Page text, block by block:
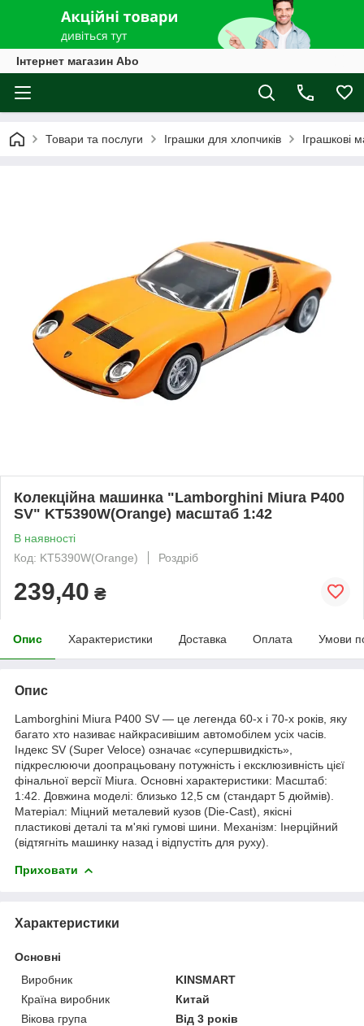
Інтернет магазин Abo
Товари та послуги Іграшки для хлопчиків Іграшкові
Колекційна машинка "Lamborghini Miura P400
SV" KT5390W(Orange) масштаб 1:42
В наявності
Код: KT5390W(Orange)
Роздріб
239,40 ₴
Опис Характеристики Доставка Оплата Умови
Опис
Lamborghini Miura P400 SV — це легенда 60-х і 70-х років, яку
багато хто називає найкрасивішим автомобілем усіх часів.
Індекс SV (Super Veloce) означає «супершвидкість»,
підкреслюючи доопрацьовану потужність і ексклюзивність цієї
фінальної версії Miura. Основні характеристики: Масштаб:
1:42. Довжина моделі: близько 12,5 см (стандарт 5 дюймів).
Матеріал: Міцний металевий кузов (Die-Cast), якісні
пластикові деталі та м'які гумові шини. Механізм: Інерційний
(відтягніть машинку назад і відпустіть для руху).
Приховати
Характеристики
Основні
Виробник
KINSMART
Країна виробник
Китай
Вікова група
Від 3 років